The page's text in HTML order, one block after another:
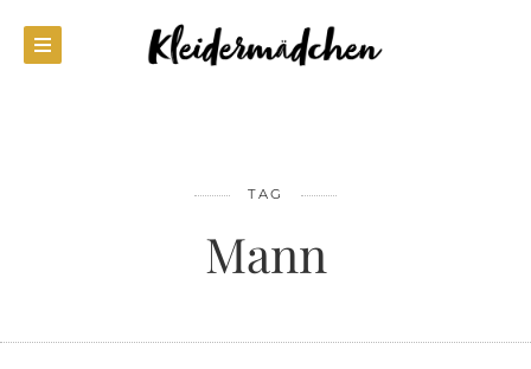
TAG
Mann